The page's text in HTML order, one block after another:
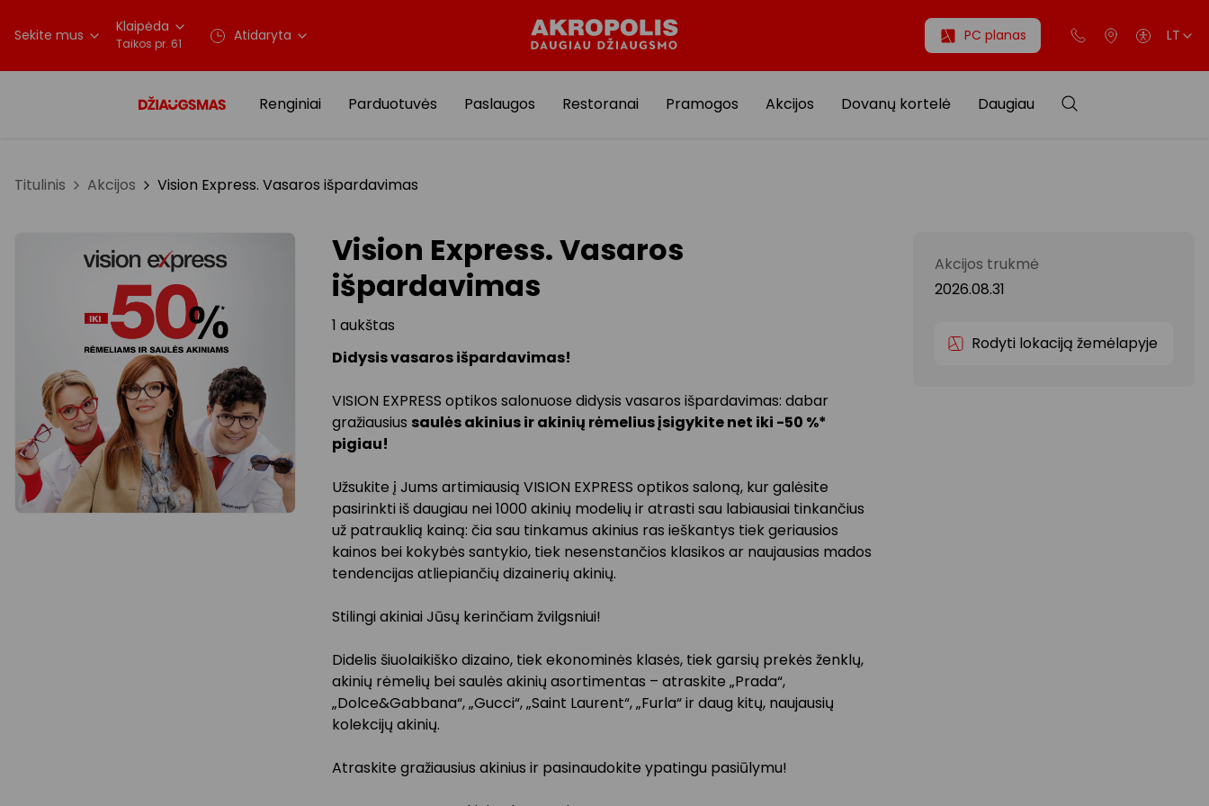
Sekite mus Klaipėda
Taikos pr. 61 Atidaryta PC planas LT
Renginiai Parduotuvės Paslaugos Restoranai Pramogos Akcijos Dovanų kortelė Daugiau
Titulinis Akcijos Vision Express. Vasaros išpardavimas
Vision Express. Vasaros
išpardavimas
1 aukštas
Didysis vasaros išpardavimas!
VISION EXPRESS optikos salonuose didysis vasaros išpardavimas: dabar
gražiausius saulės akinius ir akinių rėmelius įsigykite net iki -50 %*
pigiau!
Užsukite į Jums artimiausią VISION EXPRESS optikos saloną, kur galėsite
pasirinkti iš daugiau nei 1000 akinių modelių ir atrasti sau labiausiai tinkančius
už patrauklią kainą: čia sau tinkamus akinius ras ieškantys tiek geriausios
kainos bei kokybės santykio, tiek nesenstančios klasikos ar naujausias mados
tendencijas atliepiančių dizainerių akinių.
Stilingi akiniai Jūsų kerinčiam žvilgsniui!
Didelis šiuolaikiško dizaino, tiek ekonominės klasės, tiek garsių prekės ženklų,
akinių rėmelių bei saulės akinių asortimentas – atraskite „Prada“,
„Dolce&Gabbana“, „Gucci“, „Saint Laurent“, „Furla“ ir daug kitų, naujausių
kolekcijų akinių.
Atraskite gražiausius akinius ir pasinaudokite ypatingu pasiūlymu!
Akcijos trukmė
2026.08.31
Rodyti lokaciją žemėlapyje